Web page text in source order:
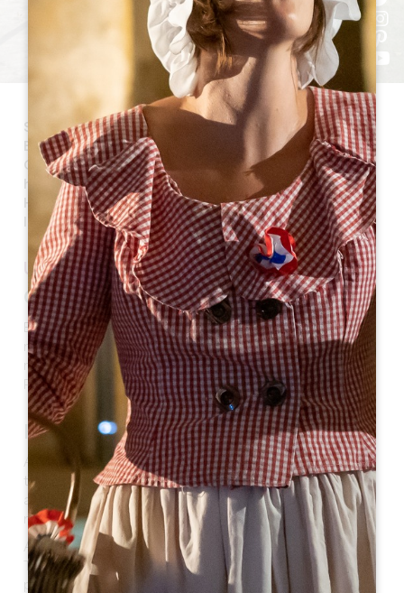
Sainte-Terre es un municipio del Gran Saint-
Emilionnais que se encuentra en el Cantón de
Coteaux de Dordoña. Su superficie es de 139
hectáreas, y se encuentra a 8 km de Saint-Émilion.
Hoy en día la aldea tiene 1.891 habitantes, llamados
los Saint-Terrois y las Saint-Terroises.
UN POCO DE HISTORIA
Origen del nombre
El nombre de la ciudad proviene de Sancta Terra, el
nombre de una antigua iglesia construida en el punto
más alto del pueblo, dónde se extendó tierra traída de
Palestina.
Historia
Al regreso de la primera cruzada (1096-1099), tierra
traída de Palestina era generalizada en el punto más
alto del pueblo y se construyó una iglesia allí que se
nombró la Sancta Terra.
A la Revolución, la parroquía de Notre Dame de Sainte-
Terre formó el pueblo de Sainte-Terre, pueblo de
pescadores-agricultores. Situado a orillas del río de la